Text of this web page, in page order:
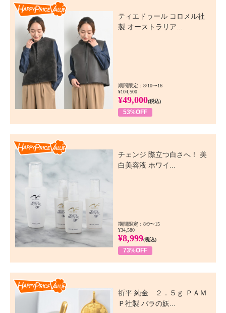
ティエドゥール コロメル社
製 オーストラリア...
期間限定：8/10〜16
¥104,500
¥49,000(税込)
53%OFF
チェンジ 際立つ白さへ！ 美
白美容液 ホワイ...
期間限定：8/9〜15
¥34,580
¥8,999(税込)
73%OFF
祈平 純金 ２．５ｇ ＰＡＭ
Ｐ社製 バラの妖...